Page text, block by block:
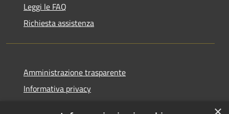
Leggi le FAQ
Richiesta assistenza
Amministrazione trasparente
Informativa privacy